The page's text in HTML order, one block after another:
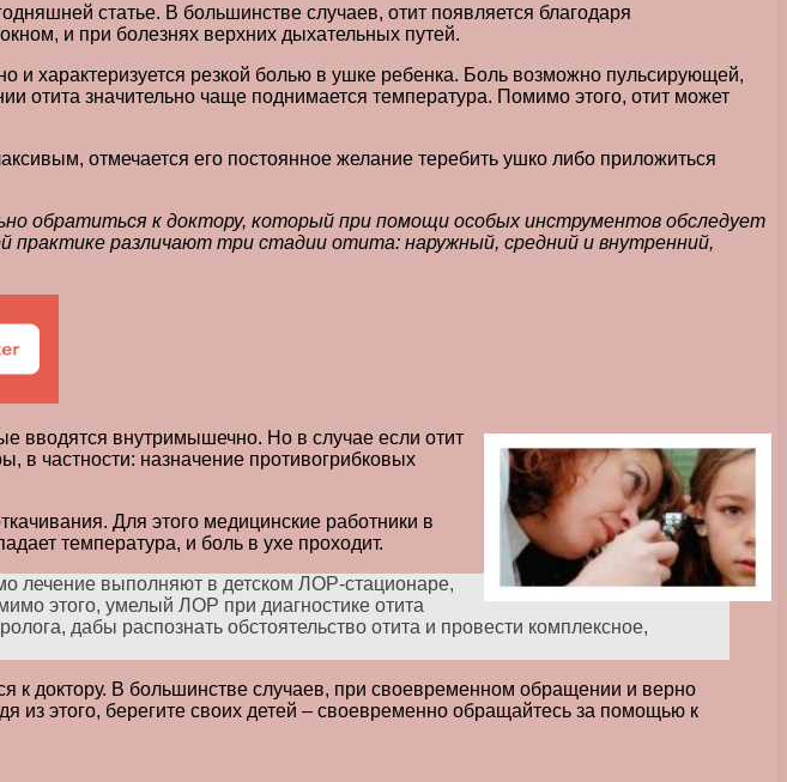
статье. В большинстве случаев, отит появляется благодаря
и при болезнях верхних дыхательных путей.
и характеризуется резкой болью в ушке ребенка. Боль возможно пульсирующей,
отита значительно чаще поднимается температура. Помимо этого, отит может
отмечается его постоянное желание теребить ушко либо приложиться
обратиться к доктору, который при помощи особых инструментов обследует
различают три стадии отита: наружный, средний и внутренний,
вводятся внутримышечно. Но в случае если отит
в частности: назначение противогрибковых
Для этого медицинские работники в
температура, и боль в ухе проходит.
лечение выполняют в детском ЛОР-стационаре,
этого, умелый ЛОР при диагностике отита
дабы распознать обстоятельство отита и провести комплексное,
к доктору. В большинстве случаев, при своевременном обращении и верно
из этого, берегите своих детей – своевременно обращайтесь за помощью к